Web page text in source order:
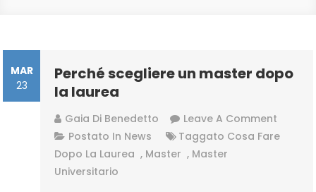
MAR
23
Perché scegliere un master dopo
la laurea
Gaia Di Benedetto Leave A Comment
Perché
Postato In News Taggato Cosa Fare
Dopo La Laurea , Master , Master
Universitario